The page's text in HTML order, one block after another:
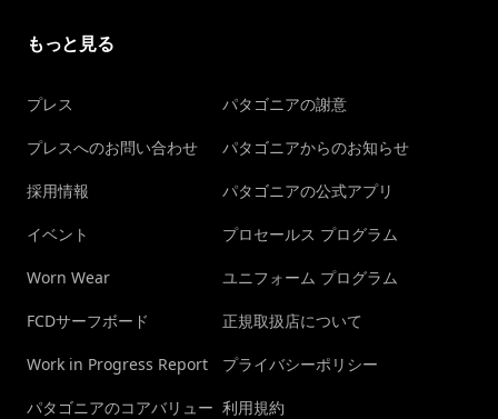
もっと見る
プレス
プレスへのお問い合わせ
採用情報
イベント
Worn Wear
FCDサーフボード
Work in Progress Report
パタゴニアのコアバリュー
パタゴニアの謝意
パタゴニアからのお知らせ
パタゴニアの公式アプリ
プロセールス プログラム
ユニフォーム プログラム
正規取扱店について
プライバシーポリシー
利用規約